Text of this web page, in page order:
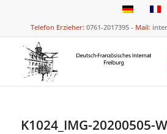
Telefon Erzieher: 0761-2017395 - Mail:
K1024_IMG-20200505-